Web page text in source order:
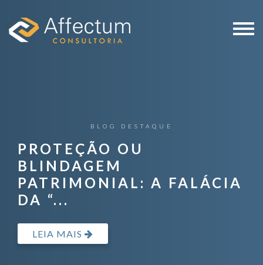
PROTEÇÃO OU
BLINDAGEM
PATRIMONIAL: A FALÁCIA
DA “...
LEIA MAIS
LEIA MAIS
LEIA MAIS